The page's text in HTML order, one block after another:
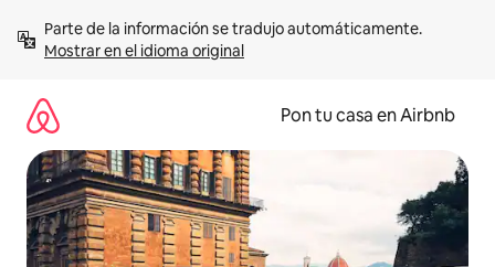
contenidoMostrar en el idioma original
Pon tu casa en Airbnb